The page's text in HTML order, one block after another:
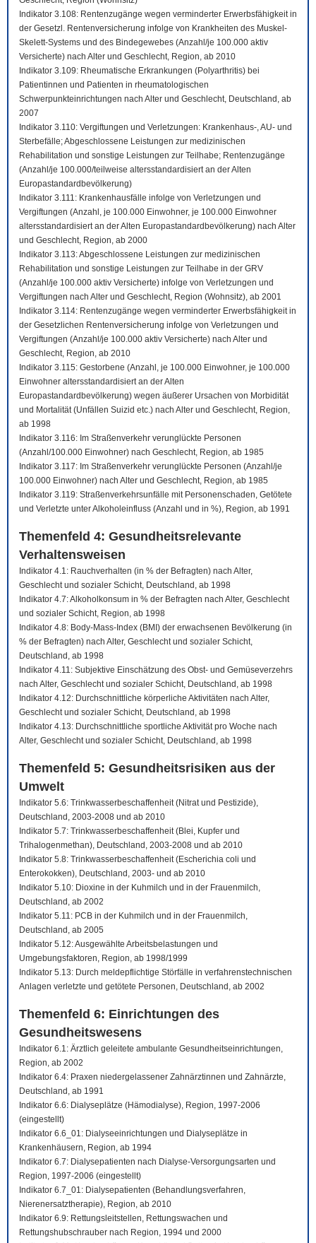
Indikator 3.108: Rentenzugänge wegen verminderter Erwerbsfähigkeit in
der Gesetzl. Rentenversicherung infolge von Krankheiten des Muskel-
Skelett-Systems und des Bindegewebes (Anzahl/je 100.000 aktiv
Versicherte) nach Alter und Geschlecht, Region, ab 2010
Indikator 3.109: Rheumatische Erkrankungen (Polyarthritis) bei
Patientinnen und Patienten in rheumatologischen
Schwerpunkteinrichtungen nach Alter und Geschlecht, Deutschland, ab
2007
Indikator 3.110: Vergiftungen und Verletzungen: Krankenhaus-, AU- und
Sterbefälle; Abgeschlossene Leistungen zur medizinischen
Rehabilitation und sonstige Leistungen zur Teilhabe; Rentenzugänge
(Anzahl/je 100.000/teilweise altersstandardisiert an der Alten
Europastandardbevölkerung)
Indikator 3.111: Krankenhausfälle infolge von Verletzungen und
Vergiftungen (Anzahl, je 100.000 Einwohner, je 100.000 Einwohner
altersstandardisiert an der Alten Europastandardbevölkerung) nach Alter
und Geschlecht, Region, ab 2000
Indikator 3.113: Abgeschlossene Leistungen zur medizinischen
Rehabilitation und sonstige Leistungen zur Teilhabe in der GRV
(Anzahl/je 100.000 aktiv Versicherte) infolge von Verletzungen und
Vergiftungen nach Alter und Geschlecht, Region (Wohnsitz), ab 2001
Indikator 3.114: Rentenzugänge wegen verminderter Erwerbsfähigkeit in
der Gesetzlichen Rentenversicherung infolge von Verletzungen und
Vergiftungen (Anzahl/je 100.000 aktiv Versicherte) nach Alter und
Geschlecht, Region, ab 2010
Indikator 3.115: Gestorbene (Anzahl, je 100.000 Einwohner, je 100.000
Einwohner altersstandardisiert an der Alten
Europastandardbevölkerung) wegen äußerer Ursachen von Morbidität
und Mortalität (Unfällen Suizid etc.) nach Alter und Geschlecht, Region,
ab 1998
Indikator 3.116: Im Straßenverkehr verunglückte Personen
(Anzahl/100.000 Einwohner) nach Geschlecht, Region, ab 1985
Indikator 3.117: Im Straßenverkehr verunglückte Personen (Anzahl/je
100.000 Einwohner) nach Alter und Geschlecht, Region, ab 1985
Indikator 3.119: Straßenverkehrsunfälle mit Personenschaden, Getötete
und Verletzte unter Alkoholeinfluss (Anzahl und in %), Region, ab 1991
Themenfeld 4: Gesundheitsrelevante
Verhaltensweisen
Indikator 4.1: Rauchverhalten (in % der Befragten) nach Alter,
Geschlecht und sozialer Schicht, Deutschland, ab 1998
Indikator 4.7: Alkoholkonsum in % der Befragten nach Alter, Geschlecht
und sozialer Schicht, Region, ab 1998
Indikator 4.8: Body-Mass-Index (BMI) der erwachsenen Bevölkerung (in
% der Befragten) nach Alter, Geschlecht und sozialer Schicht,
Deutschland, ab 1998
Indikator 4.11: Subjektive Einschätzung des Obst- und Gemüseverzehrs
nach Alter, Geschlecht und sozialer Schicht, Deutschland, ab 1998
Indikator 4.12: Durchschnittliche körperliche Aktivitäten nach Alter,
Geschlecht und sozialer Schicht, Deutschland, ab 1998
Indikator 4.13: Durchschnittliche sportliche Aktivität pro Woche nach
Alter, Geschlecht und sozialer Schicht, Deutschland, ab 1998
Themenfeld 5: Gesundheitsrisiken aus der
Umwelt
Indikator 5.6: Trinkwasserbeschaffenheit (Nitrat und Pestizide),
Deutschland, 2003-2008 und ab 2010
Indikator 5.7: Trinkwasserbeschaffenheit (Blei, Kupfer und
Trihalogenmethan), Deutschland, 2003-2008 und ab 2010
Indikator 5.8: Trinkwasserbeschaffenheit (Escherichia coli und
Enterokokken), Deutschland, 2003- und ab 2010
Indikator 5.10: Dioxine in der Kuhmilch und in der Frauenmilch,
Deutschland, ab 2002
Indikator 5.11: PCB in der Kuhmilch und in der Frauenmilch,
Deutschland, ab 2005
Indikator 5.12: Ausgewählte Arbeitsbelastungen und
Umgebungsfaktoren, Region, ab 1998/1999
Indikator 5.13: Durch meldepflichtige Störfälle in verfahrenstechnischen
Anlagen verletzte und getötete Personen, Deutschland, ab 2002
Themenfeld 6: Einrichtungen des
Gesundheitswesens
Indikator 6.1: Ärztlich geleitete ambulante Gesundheitseinrichtungen,
Region, ab 2002
Indikator 6.4: Praxen niedergelassener Zahnärztinnen und Zahnärzte,
Deutschland, ab 1991
Indikator 6.6: Dialyseplätze (Hämodialyse), Region, 1997-2006
(eingestellt)
Indikator 6.6_01: Dialyseeinrichtungen und Dialyseplätze in
Krankenhäusern, Region, ab 1994
Indikator 6.7: Dialysepatienten nach Dialyse-Versorgungsarten und
Region, 1997-2006 (eingestellt)
Indikator 6.7_01: Dialysepatienten (Behandlungsverfahren,
Nierenersatztherapie), Region, ab 2010
Indikator 6.9: Rettungsleitstellen, Rettungswachen und
Rettungshubschrauber nach Region, 1994 und 2000